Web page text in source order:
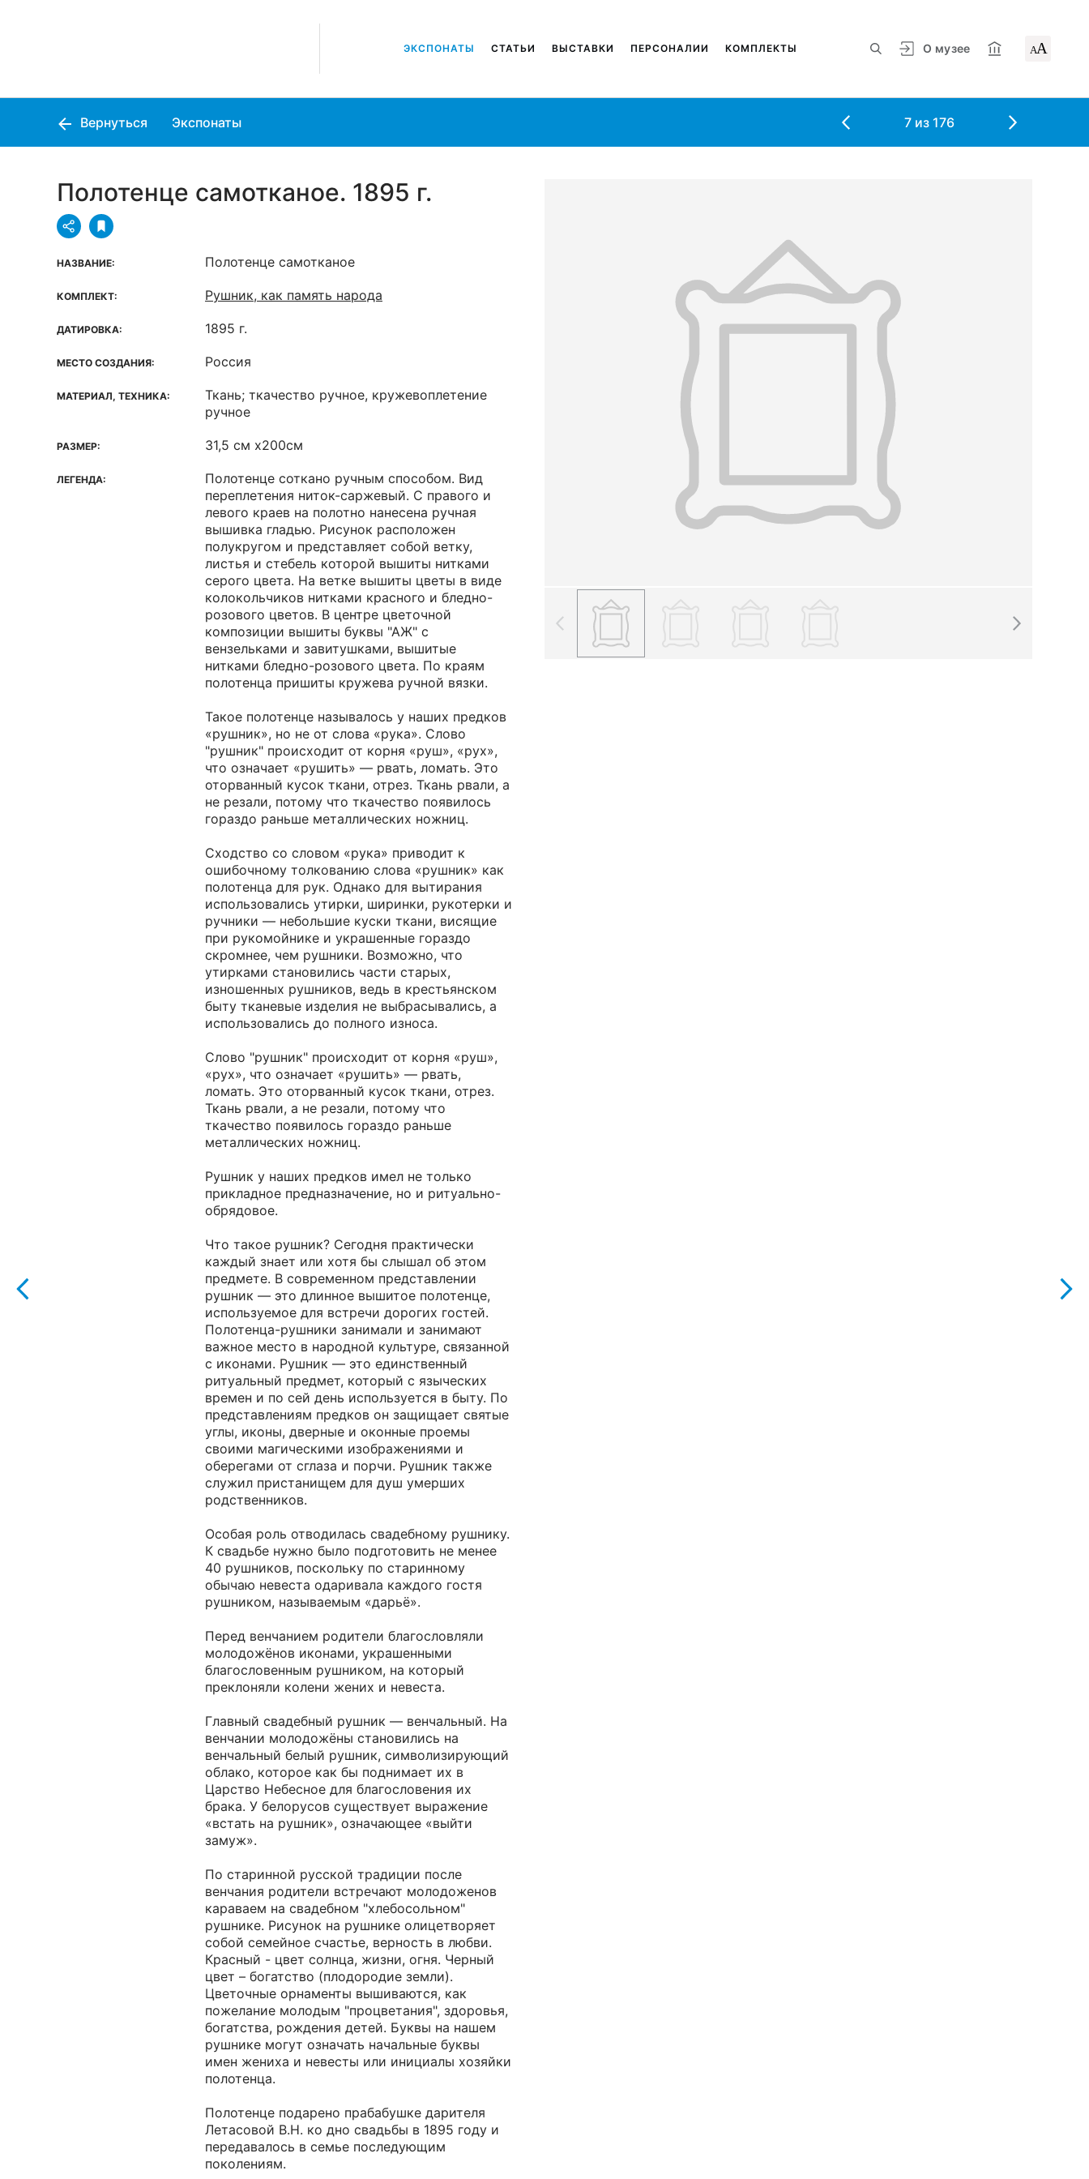
О музее АА
ЭКСПОНАТЫ СТАТЬИ ВЫСТАВКИ ПЕРСОНАЛИИ КОМПЛЕКТЫ
Вернуться Экспонаты 7 из 176
Полотенце самотканое. 1895 г.
НАЗВАНИЕ: Полотенце самотканое
КОМПЛЕКТ: Рушник, как память народа
ДАТИРОВКА: 1895 г.
МЕСТО СОЗДАНИЯ: Россия
МАТЕРИАЛ, ТЕХНИКА:
Ткань; ткачество ручное, кружевоплетение
ручное
РАЗМЕР: 31,5 см x200см
ЛЕГЕНДА:
Полотенце соткано ручным способом. Вид
переплетения ниток-саржевый. С правого и
левого краев на полотно нанесена ручная
вышивка гладью. Рисунок расположен
полукругом и представляет собой ветку,
листья и стебель которой вышиты нитками
серого цвета. На ветке вышиты цветы в виде
колокольчиков нитками красного и бледно-
розового цветов. В центре цветочной
композиции вышиты буквы "АЖ" с
вензельками и завитушками, вышитые
нитками бледно-розового цвета. По краям
полотенца пришиты кружева ручной вязки.
Такое полотенце называлось у наших предков
«рушник», но не от слова «рука». Слово
"рушник" происходит от корня «руш», «рух»,
что означает «рушить» — рвать, ломать. Это
оторванный кусок ткани, отрез. Ткань рвали, а
не резали, потому что ткачество появилось
гораздо раньше металлических ножниц.
Сходство со словом «рука» приводит к
ошибочному толкованию слова «рушник» как
полотенца для рук. Однако для вытирания
использовались утирки, ширинки, рукотерки и
ручники — небольшие куски ткани, висящие
при рукомойнике и украшенные гораздо
скромнее, чем рушники. Возможно, что
утирками становились части старых,
изношенных рушников, ведь в крестьянском
быту тканевые изделия не выбрасывались, а
использовались до полного износа.
Слово "рушник" происходит от корня «руш»,
«рух», что означает «рушить» — рвать,
ломать. Это оторванный кусок ткани, отрез.
Ткань рвали, а не резали, потому что
ткачество появилось гораздо раньше
металлических ножниц.
Рушник у наших предков имел не только
прикладное предназначение, но и ритуально-
обрядовое.
Что такое рушник? Сегодня практически
каждый знает или хотя бы слышал об этом
предмете. В современном представлении
рушник — это длинное вышитое полотенце,
используемое для встречи дорогих гостей.
Полотенца-рушники занимали и занимают
важное место в народной культуре, связанной
с иконами. Рушник — это единственный
ритуальный предмет, который с языческих
времен и по сей день используется в быту. По
представлениям предков он защищает святые
углы, иконы, дверные и оконные проемы
своими магическими изображениями и
оберегами от сглаза и порчи. Рушник также
служил пристанищем для душ умерших
родственников.
Особая роль отводилась свадебному рушнику.
К свадьбе нужно было подготовить не менее
40 рушников, поскольку по старинному
обычаю невеста одаривала каждого гостя
рушником, называемым «дарьё».
Перед венчанием родители благословляли
молодожёнов иконами, украшенными
благословенным рушником, на который
преклоняли колени жених и невеста.
Главный свадебный рушник — венчальный. На
венчании молодожёны становились на
венчальный белый рушник, символизирующий
облако, которое как бы поднимает их в
Царство Небесное для благословения их
брака. У белорусов существует выражение
«встать на рушник», означающее «выйти
замуж».
По старинной русской традиции после
венчания родители встречают молодоженов
караваем на свадебном "хлебосольном"
рушнике. Рисунок на рушнике олицетворяет
собой семейное счастье, верность в любви.
Красный - цвет солнца, жизни, огня. Черный
цвет – богатство (плодородие земли).
Цветочные орнаменты вышиваются, как
пожелание молодым "процветания", здоровья,
богатства, рождения детей. Буквы на нашем
рушнике могут означать начальные буквы
имен жениха и невесты или инициалы хозяйки
полотенца.
Полотенце подарено прабабушке дарителя
Летасовой В.Н. ко дно свадьбы в 1895 году и
передавалось в семье последующим
поколениям.